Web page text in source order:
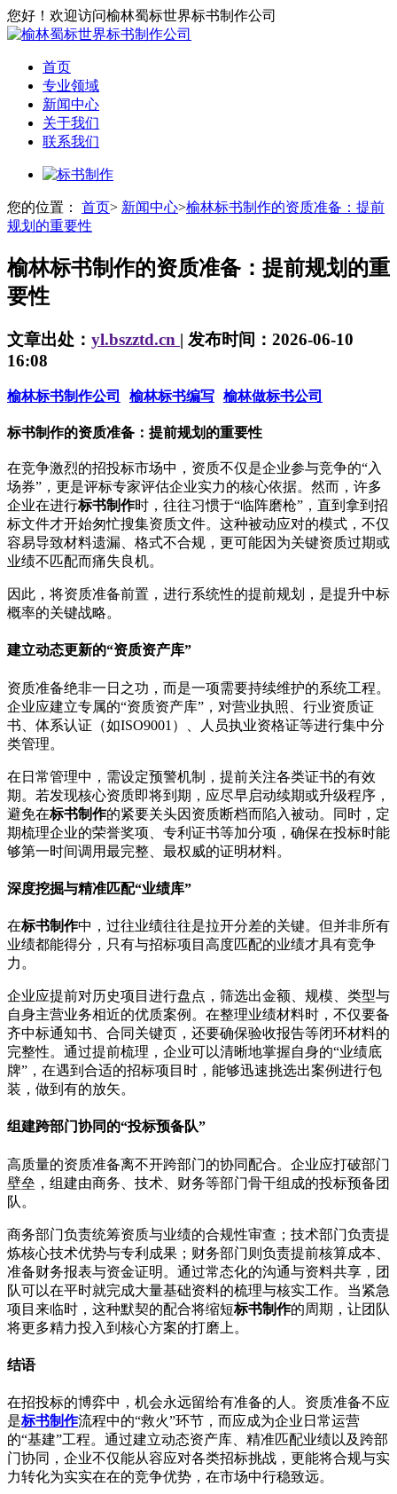
您好！欢迎访问榆林蜀标世界标书制作公司
首页
专业领域
新闻中心
关于我们
联系我们
您的位置： 首页> 新闻中心>榆林标书制作的资质准备：提前
规划的重要性
榆林标书制作的资质准备：提前规划的重
要性
文章出处： yl.bszztd.cn | 发布时间：2026-06-10
16:08
榆林标书制作公司 榆林标书编写 榆林做标书公司
标书制作的资质准备：提前规划的重要性
在竞争激烈的招投标市场中，资质不仅是企业参与竞争的“入
场券”，更是评标专家评估企业实力的核心依据。然而，许多
企业在进行标书制作时，往往习惯于“临阵磨枪”，直到拿到招
标文件才开始匆忙搜集资质文件。这种被动应对的模式，不仅
容易导致材料遗漏、格式不合规，更可能因为关键资质过期或
业绩不匹配而痛失良机。
因此，将资质准备前置，进行系统性的提前规划，是提升中标
概率的关键战略。
建立动态更新的“资质资产库”
资质准备绝非一日之功，而是一项需要持续维护的系统工程。
企业应建立专属的“资质资产库”，对营业执照、行业资质证
书、体系认证（如ISO9001）、人员执业资格证等进行集中分
类管理。
在日常管理中，需设定预警机制，提前关注各类证书的有效
期。若发现核心资质即将到期，应尽早启动续期或升级程序，
避免在标书制作的紧要关头因资质断档而陷入被动。同时，定
期梳理企业的荣誉奖项、专利证书等加分项，确保在投标时能
够第一时间调用最完整、最权威的证明材料。
深度挖掘与精准匹配“业绩库”
在标书制作中，过往业绩往往是拉开分差的关键。但并非所有
业绩都能得分，只有与招标项目高度匹配的业绩才具有竞争
力。
企业应提前对历史项目进行盘点，筛选出金额、规模、类型与
自身主营业务相近的优质案例。在整理业绩材料时，不仅要备
齐中标通知书、合同关键页，还要确保验收报告等闭环材料的
完整性。通过提前梳理，企业可以清晰地掌握自身的“业绩底
牌”，在遇到合适的招标项目时，能够迅速挑选出案例进行包
装，做到有的放矢。
组建跨部门协同的“投标预备队”
高质量的资质准备离不开跨部门的协同配合。企业应打破部门
壁垒，组建由商务、技术、财务等部门骨干组成的投标预备团
队。
商务部门负责统筹资质与业绩的合规性审查；技术部门负责提
炼核心技术优势与专利成果；财务部门则负责提前核算成本、
准备财务报表与资金证明。通过常态化的沟通与资料共享，团
队可以在平时就完成大量基础资料的梳理与核实工作。当紧急
项目来临时，这种默契的配合将缩短标书制作的周期，让团队
将更多精力投入到核心方案的打磨上。
结语
在招投标的博弈中，机会永远留给有准备的人。资质准备不应
是标书制作流程中的“救火”环节，而应成为企业日常运营
的“基建”工程。通过建立动态资产库、精准匹配业绩以及跨部
门协同，企业不仅能从容应对各类招标挑战，更能将合规与实
力转化为实实在在的竞争优势，在市场中行稳致远。